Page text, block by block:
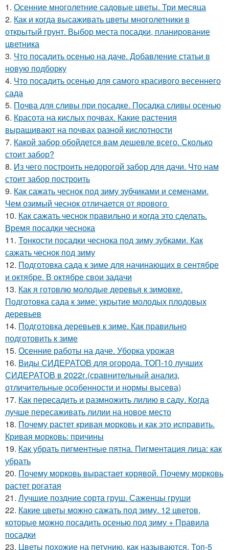
1. Осенние многолетние садовые цветы. Три месяца
2. Как и когда высаживать цветы многолетники в
открытый грунт. Выбор места посадки, планирование
цветника
3. Что посадить осенью на даче. Добавление статьи в
новую подборку
4. Что посадить осенью для самого красивого весеннего
сада
5. Почва для сливы при посадке. Посадка сливы осенью
6. Красота на кислых почвах. Какие растения
выращивают на почвах разной кислотности
7. Какой забор обойдется вам дешевле всего. Сколько
стоит забор?
8. Из чего построить недорогой забор для дачи. Что нам
стоит забор построить
9. Как сажать чеснок под зиму зубчиками и семенами.
Чем озимый чеснок отличается от ярового
10. Как сажать чеснок правильно и когда это сделать.
Время посадки чеснока
11. Тонкости посадки чеснока под зиму зубками. Как
сажать чеснок под зиму
12. Подготовка сада к зиме для начинающих в сентябре
и октябре. В октябре свои задачи
13. Как я готовлю молодые деревья к зимовке.
Подготовка сада к зиме: укрытие молодых плодовых
деревьев
14. Подготовка деревьев к зиме. Как правильно
подготовить к зиме
15. Осенние работы на даче. Уборка урожая
16. Виды СИДЕРАТОВ для огорода. ТОП-10 лучших
СИДЕРАТОВ в 2022г.(сравнительный анализ,
отличительные особенности и нормы высева)
17. Как пересадить и размножить лилию в саду. Когда
лучше пересаживать лилии на новое место
18. Почему растет кривая морковь и как это исправить.
Кривая морковь: причины
19. Как убрать пигментные пятна. Пигментация лица: как
убрать
20. Почему морковь вырастает корявой. Почему морковь
растет рогатая
21. Лучшие поздние сорта груш. Саженцы груши
22. Какие цветы можно сажать под зиму. 12 цветов,
которые можно посадить осенью под зиму + Правила
посадки
23. Цветы похожие на петунию, как называются. Топ-5